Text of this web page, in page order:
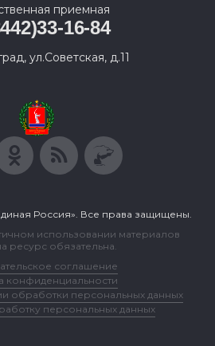
приемная
16-84
ул.Советская, д.11
Россия». Все права защищены.
использовании материалов
ресурс обязательна.
соглашение
конфиденциальности
обработки персональных данных
персональных данных